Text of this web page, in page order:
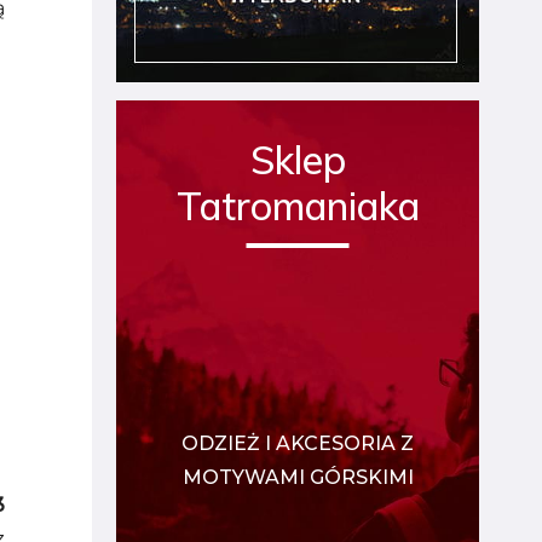
Sklep
Tatromaniaka
ODZIEŻ I AKCESORIA Z
MOTYWAMI GÓRSKIMI